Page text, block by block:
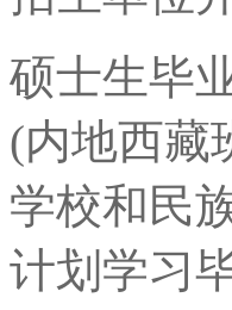
硕士生毕
(内地西藏
学校和民
计划学习